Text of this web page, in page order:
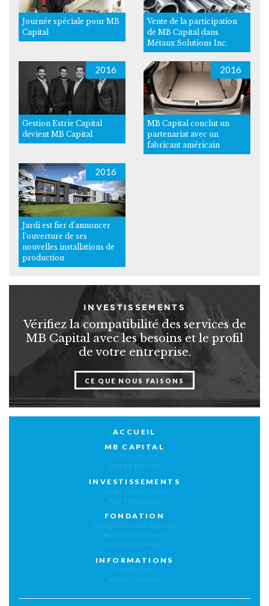
Journée spéciale pour MB
Capital
Vente de la participation
de MB Capital dans
Métaux Solutions Inc.
2016
Gestion Estrie Capital
devient MB Capital
2016
MB Capital conclut un
partenariat avec un
fabricant américain
2016
Jardi est fier d’annoncer
l’ouverture de ses
nouvelles installations de
production
INVESTISSEMENTS
Vérifiez la compatibilité des services de
MB Capital avec les besoins et le profil
de votre entreprise.
CE QUE NOUS FAISONS
ACCUEIL
MB CAPITAL
NOTRE VISION
NOTRE ÉQUIPE
INVESTISSEMENTS
LIGNES DIRECTRICES
PORTEFEUILLE
FONDATION
FONDATION MB CAPITAL
BOURSE SCOLAIRE
VINS DE SOPHIE
INFORMATIONS
NOUVELLES
NOUS JOINDRE